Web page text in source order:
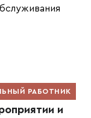
РАБОТНИК
и